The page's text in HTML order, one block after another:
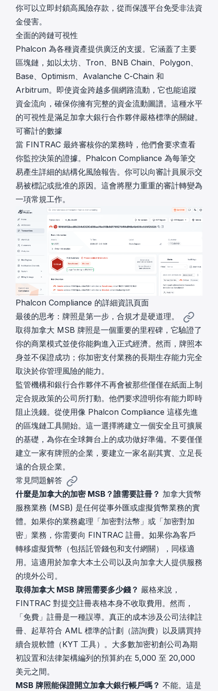
你可以立即封鎖高風險存款，從而保護平台免受非法資
金侵害。
全面的跨鏈可視性
Phalcon 為各種資產提供廣泛的支援。它涵蓋了主要
區塊鏈，如以太坊、Tron、BNB Chain、Polygon、
Base、Optimism、Avalanche C-Chain 和
Arbitrum。即使資金跨越多個網路流動，它也能追蹤
資金流向，確保你擁有完整的資金流動圖譜。這種水平
的可視性是滿足加拿大銀行合作夥伴嚴格標準的關鍵。
可審計的數據
當 FINTRAC 最終審核你的業務時，他們會要求查看
你監控決策的證據。Phalcon Compliance 為每筆交
易產生詳細的結構化風險報告。你可以向審計員展示交
易被標記或批准的原因。這會將壓力重重的審計轉變為
一項常規工作。
Phalcon Compliance 的詳細資訊頁面
最後的思考：牌照是第一步，合規才是硬道理。
取得加拿大 MSB 牌照是一個重要的里程碑，它驗證了
你的商業模式並使你能夠進入正式經濟。然而，牌照本
身並不保證成功；你加密支付業務的長期生存能力完全
取決於你管理風險的能力。
監管機構和銀行合作夥伴不再會被那些僅僅在紙面上制
定合規政策的公司所打動。他們要求證明你有能力即時
阻止洗錢。從使用像 Phalcon Compliance 這樣先進
的區塊鏈工具開始。這一選擇將建立一個安全且可擴展
的基礎，為你在全球舞台上的成功做好準備。不要僅僅
建立一家有牌照的企業，要建立一家名副其實、立足長
遠的合規企業。
常見問題解答
什麼是加拿大的加密 MSB？誰需要註冊？ 加拿大貨幣
服務業務 (MSB) 是任何從事外匯或虛擬貨幣業務的實
體。如果你的業務處理「加密對法幣」或「加密對加
密」業務，你需要向 FINTRAC 註冊。如果你為客戶
轉移虛擬貨幣（包括託管錢包和支付網關），同樣適
用。這適用於加拿大本土公司以及向加拿大人提供服務
的境外公司。
取得加拿大 MSB 牌照需要多少錢？ 嚴格來說，
FINTRAC 對提交註冊表格本身不收取費用。然而，
「免費」註冊是一種誤導。真正的成本涉及公司法律註
冊、起草符合 AML 標準的計劃（諮詢費）以及購買持
續合規軟體（KYT 工具）。大多數加密初創公司為期
初設置和法律架構編列的預算約在 5,000 至 20,000
美元之間。
MSB 牌照能保證開立加拿大銀行帳戶嗎？ 不能。這是